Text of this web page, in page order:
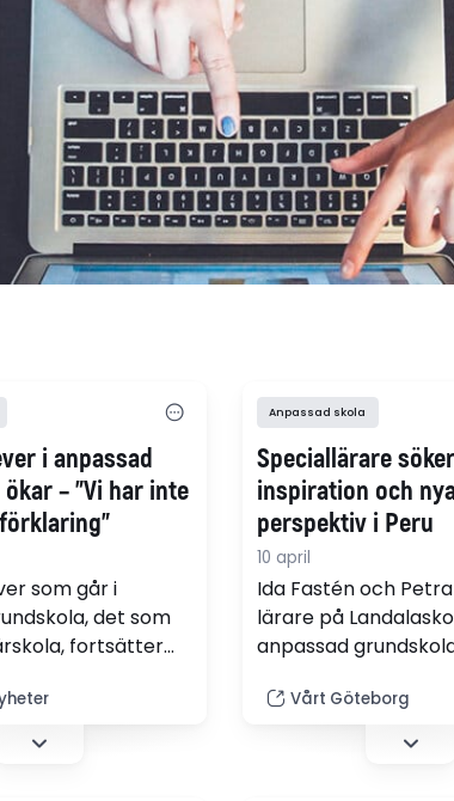
i anpassad
– ”Vi har inte
som går i
det som
fortsätter
färre. I Göteborg
högst bland
Anpassad skola
Speciallärare söker
inspiration och
perspektiv i Peru
10 april
Ida Fastén och
lärare på
anpassad
vare ett
förlaget Natur &
Vårt Göteborg